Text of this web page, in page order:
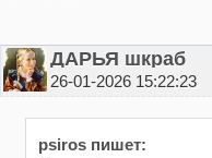
ДАРЬЯ шкраб
26-01-2026 15:22:23
psiros пишет: